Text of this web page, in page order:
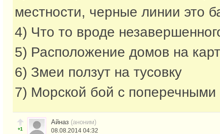
местности, черные линии это
4) Что то вроде
5) Расположение домов на
6) Змеи ползут на тусовку
7) Морской бой с поперечными
+1
Айназ (аноним)
08.08.2014 04:32